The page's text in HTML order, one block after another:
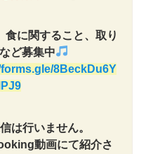
に関すること、取り
ど募集中
8BeckDu6Y
は行いません。
動画にて紹介さ